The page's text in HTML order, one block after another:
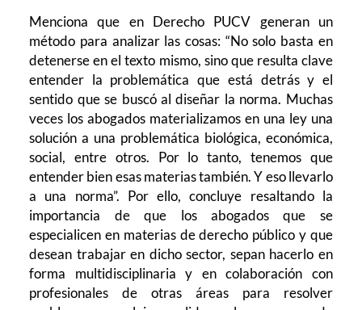
Menciona que en Derecho PUCV generan un
método para analizar las cosas: “No solo basta en
detenerse en el texto mismo, sino que resulta clave
entender la problemática que está detrás y el
sentido que se buscó al diseñar la norma. Muchas
veces los abogados materializamos en una ley una
solución a una problemática biológica, económica,
social, entre otros. Por lo tanto, tenemos que
entender bien esas materias también. Y eso llevarlo
a una norma”. Por ello, concluye resaltando la
importancia de que los abogados que se
especialicen en materias de derecho público y que
desean trabajar en dicho sector, sepan hacerlo en
forma multidisciplinaria y en colaboración con
profesionales de otras áreas para resolver